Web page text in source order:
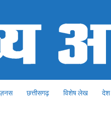
छत्तीसगढ़ विशेष लेख देश